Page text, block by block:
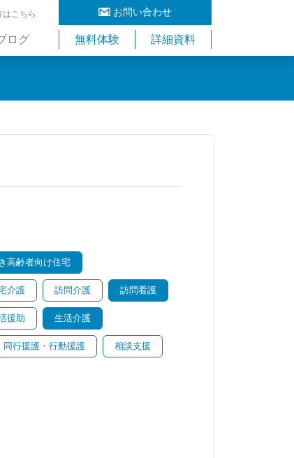
お問い合わせ
はこちら
ログ 無料体験 詳細資料
高齢者向け住宅
介護 訪問介護 訪問看護
援助 生活介護
同行援護・行動援護 相談支援